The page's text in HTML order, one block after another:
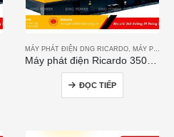
MÁY PHÁT ĐIỆN DNG RICARDO, MÁY PHÁT ĐIỆN RICARDO
Máy phát điện Ricardo 350KVA
ĐỌC TIẾP